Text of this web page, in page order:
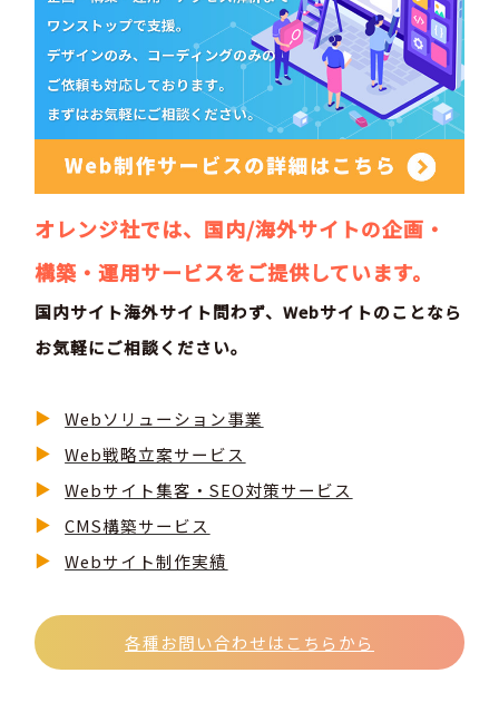
オレンジ社では、国内/海外サイトの企画・
構築・運用サービスをご提供しています。
国内サイト海外サイト問わず、Webサイトのことなら
お気軽にご相談ください。
Webソリューション事業
Web戦略立案サービス
Webサイト集客・SEO対策サービス
CMS構築サービス
Webサイト制作実績
各種お問い合わせはこちらから